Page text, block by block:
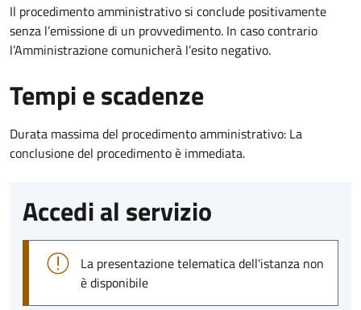
Il procedimento amministrativo si conclude positivamente
senza l’emissione di un provvedimento. In caso contrario
l’Amministrazione comunicherà l’esito negativo.
Tempi e scadenze
Durata massima del procedimento amministrativo: La
conclusione del procedimento è immediata.
Accedi al servizio
La presentazione telematica dell'istanza non
è disponibile